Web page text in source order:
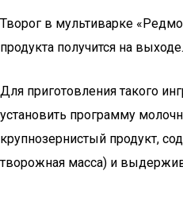
Творог в мультиварке
продукта получится на
Для приготовления такого
установить программу
крупнозернистый продукт,
творожная масса) и